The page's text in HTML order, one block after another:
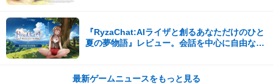
『RyzaChat:AIライザと創るあなただけのひと
夏の夢物語』レビュー。会話を中心に自由な冒
最新ゲームニュースをもっと見る